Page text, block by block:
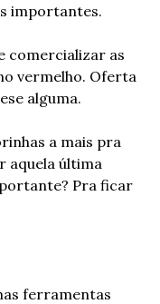
importantes.
comercializar as
vermelho. Oferta
alguma.
a mais pra
aquela última
Pra ficar
ferramentas